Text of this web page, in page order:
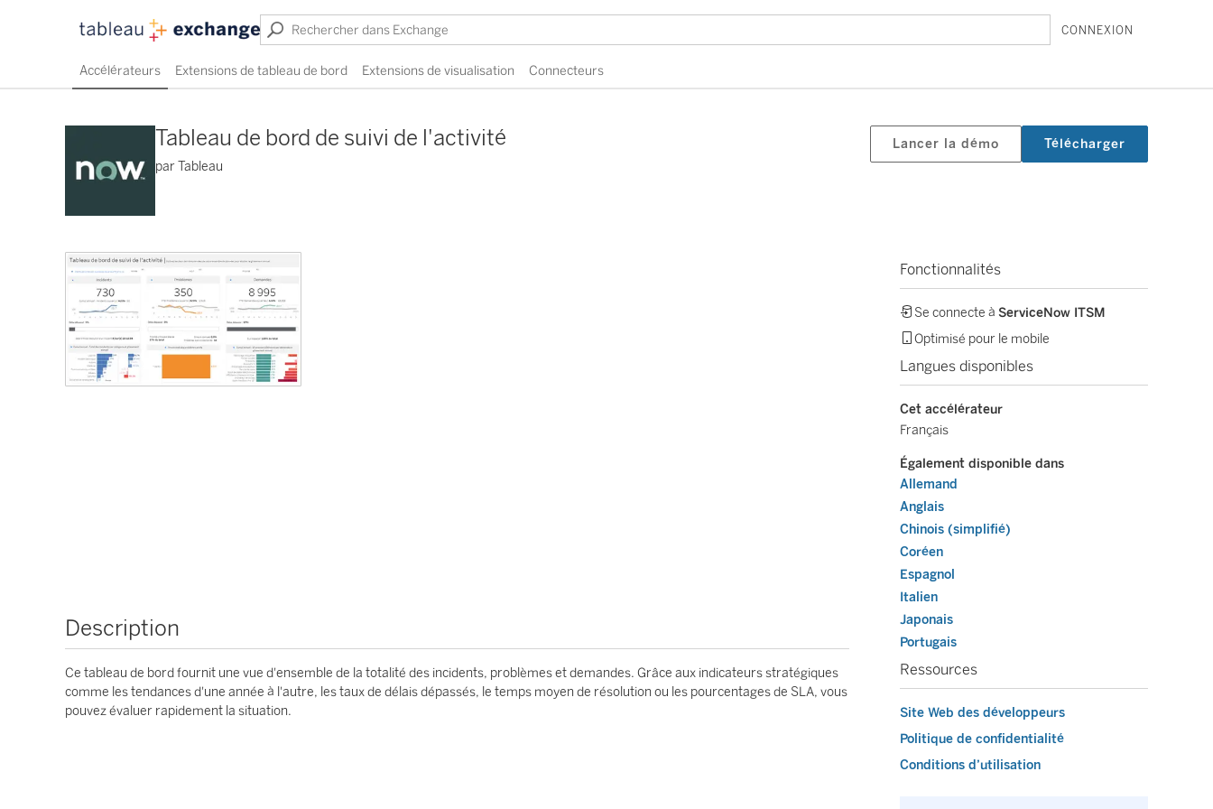
CONNEXION
Accélérateurs Extensions de tableau de bord Extensions de visualisation Connecteurs
Tableau de bord de suivi de l'activité
par Tableau
Lancer la démo Télécharger
Description
Ce tableau de bord fournit une vue d'ensemble de la totalité des incidents, problèmes et demandes. Grâce aux indicateurs stratégiques
comme les tendances d'une année à l'autre, les taux de délais dépassés, le temps moyen de résolution ou les pourcentages de SLA, vous
pouvez évaluer rapidement la situation.
Fonctionnalités
Se connecte à ServiceNow ITSM
Optimisé pour le mobile
Langues disponibles
Cet accélérateur
Français
Également disponible dans
Allemand
Anglais
Chinois (simplifié)
Coréen
Espagnol
Italien
Japonais
Portugais
Ressources
Site Web des développeurs
Politique de confidentialité
Conditions d’utilisation